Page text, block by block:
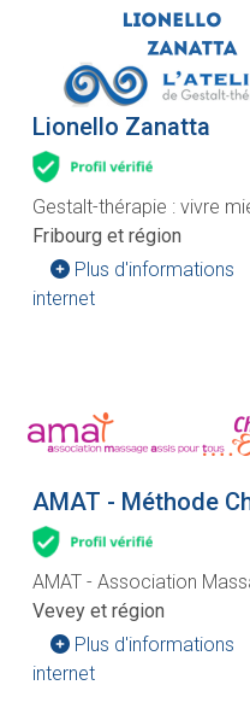
Lionello Zanatta
Gestalt-thérapie : vivre
Fribourg et région
Plus d'informations
internet
AMAT - Méthode
AMAT - Association
Vevey et région
Plus d'informations
internet